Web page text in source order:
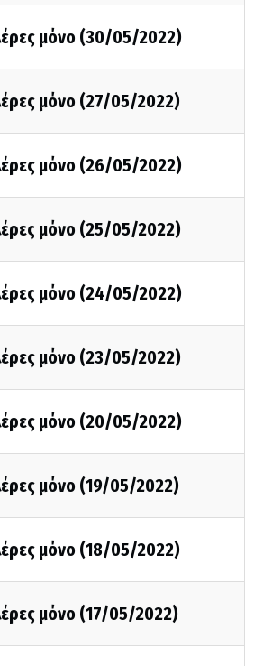
μόνο (30/05/2022)
μόνο (27/05/2022)
μόνο (26/05/2022)
μόνο (25/05/2022)
μόνο (24/05/2022)
μόνο (23/05/2022)
μόνο (20/05/2022)
μόνο (19/05/2022)
μόνο (18/05/2022)
μόνο (17/05/2022)